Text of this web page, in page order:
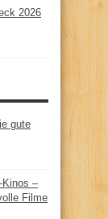
2026
gute
Kinos –
Filme